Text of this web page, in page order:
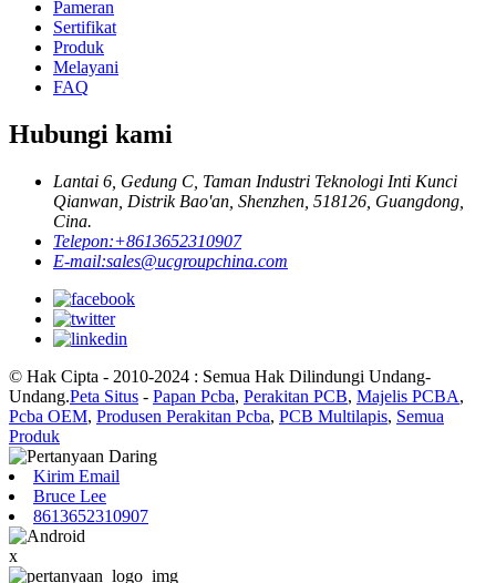
Pameran
Sertifikat
Produk
Melayani
FAQ
Hubungi kami
Lantai 6, Gedung C, Taman Industri Teknologi Inti Kunci
Qianwan, Distrik Bao'an, Shenzhen, 518126, Guangdong,
Cina.
Telepon:+8613652310907
E-mail:sales@ucgroupchina.com
© Hak Cipta - 2010-2024 : Semua Hak Dilindungi Undang-
Undang.Peta Situs - Papan Pcba, Perakitan PCB, Majelis PCBA,
Pcba OEM, Produsen Perakitan Pcba, PCB Multilapis, Semua
Produk
Kirim Email
Bruce Lee
8613652310907
x